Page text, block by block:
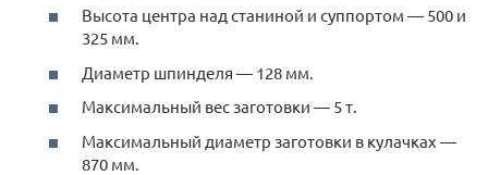
Высота центра над станиной и суппортом — 500 и
325 мм.
Диаметр шпинделя — 128 мм.
Максимальный вес заготовки — 5 т.
Максимальный диаметр заготовки в кулачках —
870 мм.